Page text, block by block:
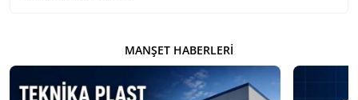
MANŞET HABERLERI